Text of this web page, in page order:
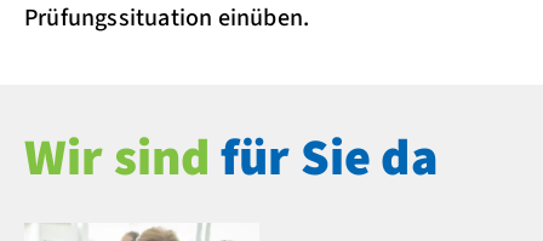
Prüfungssituation einüben.
Wir sindfür Sie da